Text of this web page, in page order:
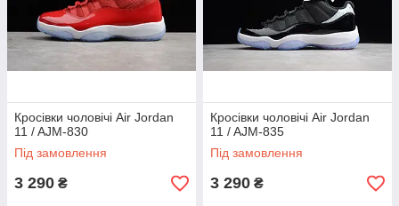
Кросівки чоловічі Air Jordan
11 / AJM-830
Під замовлення
3 290 ₴
Кросівки чоловічі Air Jordan
11 / AJM-835
Під замовлення
3 290 ₴